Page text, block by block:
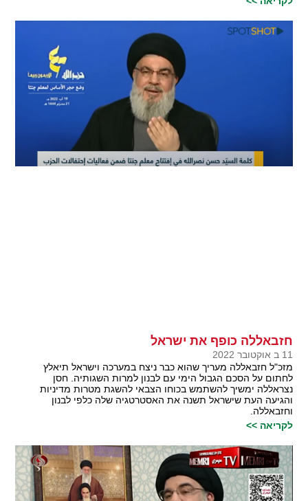
חזבאללה כופף את ישראל
11 ב אוקטובר 2022
מזכ"ל חזבאללה מעריך שהוא כבר ניצח במערכה וישראל תיאלץ
לחתום על הסכם הגבול הימי עם לבנון למרות השגותיה. חסן
נצראללה ימשיך להשתמש בכוחו הצבאי להשגת מטרות מדיניות
והגיעה העת שישראל תשנה את האסטרטגיה שלה כלפי לבנון
וחזבאללה.
לקריאה >>